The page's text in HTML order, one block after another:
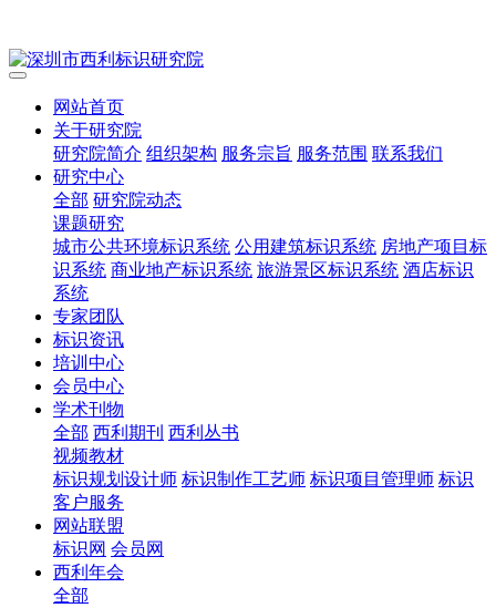
网站首页
关于研究院
研究院简介 组织架构 服务宗旨 服务范围 联系我们
研究中心
全部 研究院动态
课题研究
城市公共环境标识系统 公用建筑标识系统 房地产项目标
识系统 商业地产标识系统 旅游景区标识系统 酒店标识
系统
专家团队
标识资讯
培训中心
会员中心
学术刊物
全部 西利期刊 西利丛书
视频教材
标识规划设计师 标识制作工艺师 标识项目管理师 标识
客户服务
网站联盟
标识网 会员网
西利年会
全部